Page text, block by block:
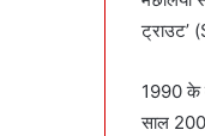
ट्राउट’
1990 के
साल